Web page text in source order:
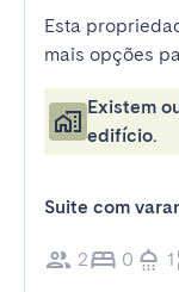
Esta
mais opções
Existem
edifício.
Suite com
2 0 1